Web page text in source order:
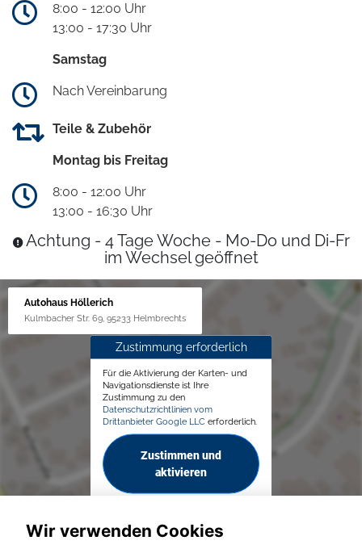
8:00 - 12:00 Uhr
13:00 - 17:30 Uhr
Samstag
Nach Vereinbarung
Teile & Zubehör
Montag bis Freitag
8:00 - 12:00 Uhr
13:00 - 16:30 Uhr
Achtung - 4 Tage Woche - Mo-Do und Di-Fr
im Wechsel geöffnet
Autohaus Höllerich
Kulmbacher Str. 69, 95233 Helmbrechts
Zustimmung erforderlich
Für die Aktivierung der Karten- und
Navigationsdienste ist Ihre
Zustimmung zu den
Datenschutzrichtlinien vom
Drittanbieter Google LLC erforderlich.
Zustimmen und
aktivieren
Wir verwenden Cookies